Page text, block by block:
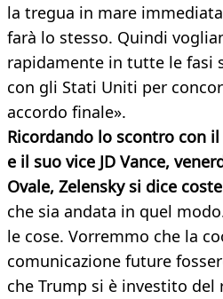
la tregua in mare
farà lo stesso. Quindi
rapidamente in tutte le fasi
con gli Stati Uniti per
accordo finale».
Ricordando lo scontro con
e il suo vice JD Vance,
Ovale, Zelensky si dice
che sia andata in quel
le cose. Vorremmo che la
comunicazione future
che Trump si è investito